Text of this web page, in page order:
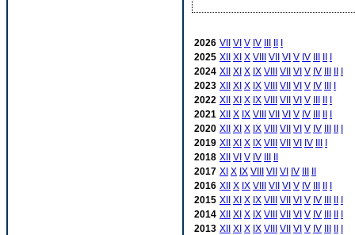
2026 VII VI V IV
2025 XII XI X VIII VII VI V IV
2024 XII XI X IX VIII VII VI V IV
2023 XII XI X IX VIII VII VI V IV
2022 XII XI X IX VIII VII VI V
2021 XII X IX VIII VII VI V IV
2020 XII XI X IX VIII VII VI V IV
2019 XII XI X IX VIII VII VI IV
2018 XII VI V IV
2017 XI X IX VIII VII VI IV
2016 XII X IX VIII VII VI V IV
2015 XII XI X IX VIII VII VI V IV
2014 XII XI X IX VIII VII VI V IV
2013 XII XI X IX VIII VII VI V IV